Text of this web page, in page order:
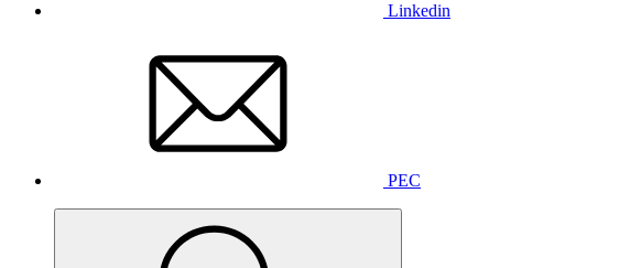
Linkedin
PEC